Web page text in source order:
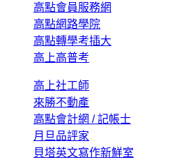
高點會員服務網
高點網路學院
高點轉學考插大
高上高普考
高上社工師
來勝不動產
高點會計網 / 記帳士
月旦品評家
貝塔英文寫作新鮮室